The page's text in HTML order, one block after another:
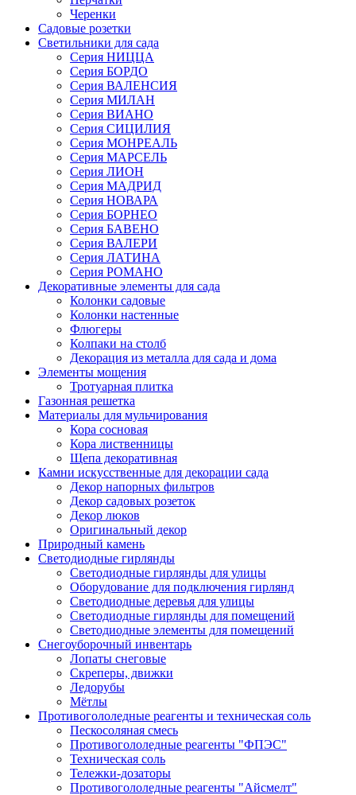
Черенки
Садовые розетки
Светильники для сада
Серия НИЦЦА
Серия БОРДО
Серия ВАЛЕНСИЯ
Серия МИЛАН
Серия ВИАНО
Серия СИЦИЛИЯ
Серия МОНРЕАЛЬ
Серия МАРСЕЛЬ
Серия ЛИОН
Серия МАДРИД
Серия НОВАРА
Серия БОРНЕО
Серия БАВЕНО
Серия ВАЛЕРИ
Серия ЛАТИНА
Серия РОМАНО
Декоративные элементы для сада
Колонки садовые
Колонки настенные
Флюгеры
Колпаки на столб
Декорация из металла для сада и дома
Элементы мощения
Тротуарная плитка
Газонная решетка
Материалы для мульчирования
Кора сосновая
Кора лиственницы
Щепа декоративная
Камни искусственные для декорации сада
Декор напорных фильтров
Декор садовых розеток
Декор люков
Оригинальный декор
Природный камень
Светодиодные гирлянды
Светодиодные гирлянды для улицы
Оборудование для подключения гирлянд
Светодиодные деревья для улицы
Светодиодные гирлянды для помещений
Светодиодные элементы для помещений
Снегоуборочный инвентарь
Лопаты снеговые
Скреперы, движки
Ледорубы
Мётлы
Противогололедные реагенты и техническая соль
Пескосоляная смесь
Противогололедные реагенты "ФПЭС"
Техническая соль
Тележки-дозаторы
Противогололедные реагенты "Айсмелт"